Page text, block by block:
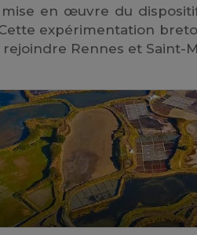
en œuvre du
expérimentation
Rennes et Saint-